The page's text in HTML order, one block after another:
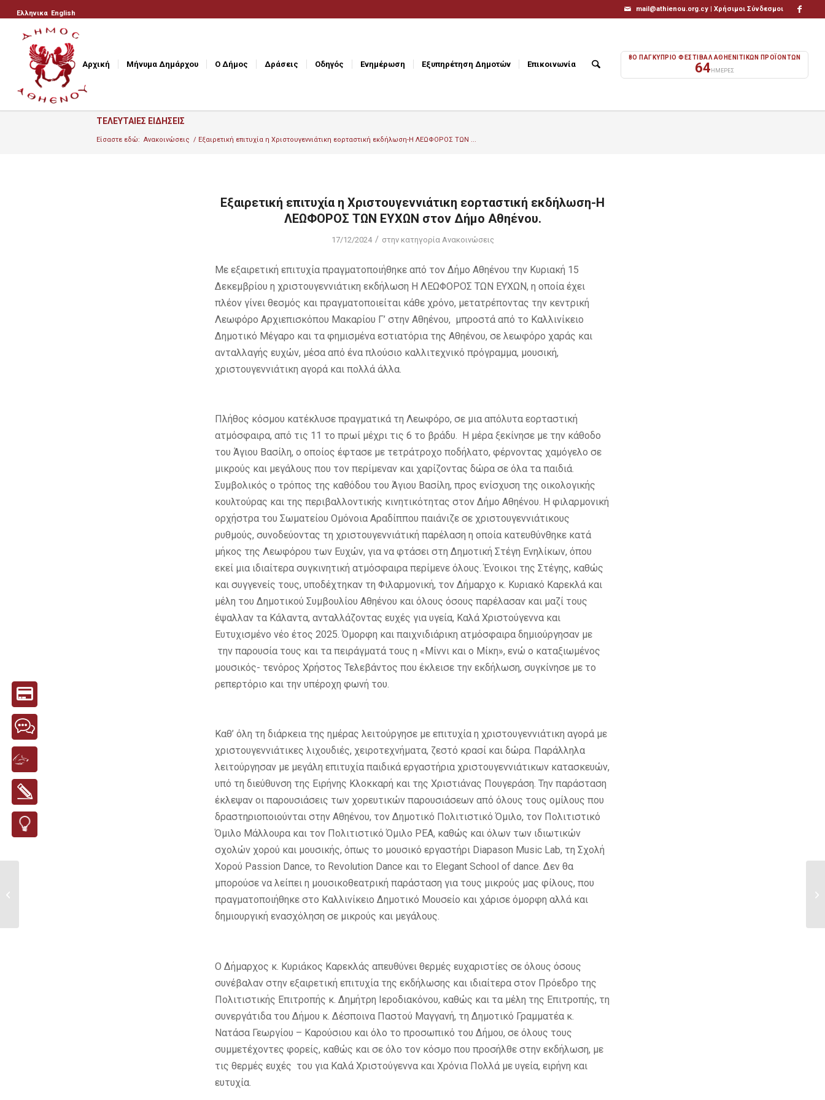
Ελληνικα English
mail@athienou.org.cy |Χρήσιμοι Σύνδεσμοι
Αρχική Μήνυμα Δημάρχου Ο Δήμος Δράσεις Οδηγός Ενημέρωση Εξυπηρέτηση Δημοτών Επικοινωνία
8Ο ΠΑΓΚΥΠΡΙΟ ΦΕΣΤΙΒΑΛ ΑΘΗΕΝΙΤΙΚΩΝ ΠΡΟΪΟΝΤΩΝ
64 ΗΜΕΡΕΣ
ΤΕΛΕΥΤΑΙΕΣ ΕΙΔΗΣΕΙΣ
Είσαστε εδώ: Ανακοινώσεις / Εξαιρετική επιτυχία η Χριστουγεννιάτικη εορταστική εκδήλωση-Η ΛΕΩΦΟΡΟΣ ΤΩΝ ...
Εξαιρετική επιτυχία η Χριστουγεννιάτικη εορταστική εκδήλωση-Η
ΛΕΩΦΟΡΟΣ ΤΩΝ ΕΥΧΩΝ στον Δήμο Αθηένου.
17/12/2024 / στην κατηγορία Ανακοινώσεις
Με εξαιρετική επιτυχία πραγματοποιήθηκε από τον Δήμο Αθηένου την Κυριακή 15
Δεκεμβρίου η χριστουγεννιάτικη εκδήλωση Η ΛΕΩΦΟΡΟΣ ΤΩΝ ΕΥΧΩΝ, η οποία έχει
πλέον γίνει θεσμός και πραγματοποιείται κάθε χρόνο, μετατρέποντας την κεντρική
Λεωφόρο Αρχιεπισκόπου Μακαρίου Γ’ στην Αθηένου, μπροστά από το Καλλινίκειο
Δημοτικό Μέγαρο και τα φημισμένα εστιατόρια της Αθηένου, σε λεωφόρο χαράς και
ανταλλαγής ευχών, μέσα από ένα πλούσιο καλλιτεχνικό πρόγραμμα, μουσική,
χριστουγεννιάτικη αγορά και πολλά άλλα.
Πλήθος κόσμου κατέκλυσε πραγματικά τη Λεωφόρο, σε μια απόλυτα εορταστική
ατμόσφαιρα, από τις 11 το πρωί μέχρι τις 6 το βράδυ. Η μέρα ξεκίνησε με την κάθοδο
του Άγιου Βασίλη, ο οποίος έφτασε με τετράτροχο ποδήλατο, φέρνοντας χαμόγελο σε
μικρούς και μεγάλους που τον περίμεναν και χαρίζοντας δώρα σε όλα τα παιδιά.
Συμβολικός ο τρόπος της καθόδου του Άγιου Βασίλη, προς ενίσχυση της οικολογικής
κουλτούρας και της περιβαλλοντικής κινητικότητας στον Δήμο Αθηένου. Η φιλαρμονική
ορχήστρα του Σωματείου Ομόνοια Αραδίππου παιάνιζε σε χριστουγεννιάτικους
ρυθμούς, συνοδεύοντας τη χριστουγεννιάτική παρέλαση η οποία κατευθύνθηκε κατά
μήκος της Λεωφόρου των Ευχών, για να φτάσει στη Δημοτική Στέγη Ενηλίκων, όπου
εκεί μια ιδιαίτερα συγκινητική ατμόσφαιρα περίμενε όλους. Ένοικοι της Στέγης, καθώς
και συγγενείς τους, υποδέχτηκαν τη Φιλαρμονική, τον Δήμαρχο κ. Κυριακό Καρεκλά και
μέλη του Δημοτικού Συμβουλίου Αθηένου και όλους όσους παρέλασαν και μαζί τους
έψαλλαν τα Κάλαντα, ανταλλάζοντας ευχές για υγεία, Καλά Χριστούγεννα και
Ευτυχισμένο νέο έτος 2025. Όμορφη και παιχνιδιάρικη ατμόσφαιρα δημιούργησαν με
την παρουσία τους και τα πειράγματά τους η «Μίννι και ο Μίκη», ενώ ο καταξιωμένος
μουσικός- τενόρος Χρήστος Τελεβάντος που έκλεισε την εκδήλωση, συγκίνησε με το
ρεπερτόριο και την υπέροχη φωνή του.
Καθ’ όλη τη διάρκεια της ημέρας λειτούργησε με επιτυχία η χριστουγεννιάτικη αγορά με
χριστουγεννιάτικες λιχουδιές, χειροτεχνήματα, ζεστό κρασί και δώρα. Παράλληλα
λειτούργησαν με μεγάλη επιτυχία παιδικά εργαστήρια χριστουγεννιάτικων κατασκευών,
υπό τη διεύθυνση της Ειρήνης Κλοκκαρή και της Χριστιάνας Πουγεράση. Την παράσταση
έκλεψαν οι παρουσιάσεις των χορευτικών παρουσιάσεων από όλους τους ομίλους που
δραστηριοποιούνται στην Αθηένου, τον Δημοτικό Πολιτιστικό Όμιλο, τον Πολιτιστικό
Όμιλο Μάλλουρα και τον Πολιτιστικό Όμιλο ΡΕΑ, καθώς και όλων των ιδιωτικών
σχολών χορού και μουσικής, όπως το μουσικό εργαστήρι Diapason Music Lab, τη Σχολή
Χορού Passion Dance, το Revolution Dance και το Elegant School of dance. Δεν θα
μπορούσε να λείπει η μουσικοθεατρική παράσταση για τους μικρούς μας φίλους, που
πραγματοποιήθηκε στο Καλλινίκειο Δημοτικό Μουσείο και χάρισε όμορφη αλλά και
δημιουργική ενασχόληση σε μικρούς και μεγάλους.
Ο Δήμαρχος κ. Κυριάκος Καρεκλάς απευθύνει θερμές ευχαριστίες σε όλους όσους
συνέβαλαν στην εξαιρετική επιτυχία της εκδήλωσης και ιδιαίτερα στον Πρόεδρο της
Πολιτιστικής Επιτροπής κ. Δημήτρη Ιεροδιακόνου, καθώς και τα μέλη της Επιτροπής, τη
συνεργάτιδα του Δήμου κ. Δέσποινα Παστού Μαγγανή, τη Δημοτικό Γραμματέα κ.
Νατάσα Γεωργίου – Καρούσιου και όλο το προσωπικό του Δήμου, σε όλους τους
συμμετέχοντες φορείς, καθώς και σε όλο τον κόσμο που προσήλθε στην εκδήλωση, με
τις θερμές ευχές του για Καλά Χριστούγεννα και Χρόνια Πολλά με υγεία, ειρήνη και
ευτυχία.